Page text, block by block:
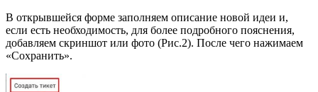
В открывшейся форме заполняем описание новой идеи и,
если есть необходимость, для более подробного пояснения,
добавляем скриншот или фото (Рис.2). После чего нажимаем
«Сохранить».